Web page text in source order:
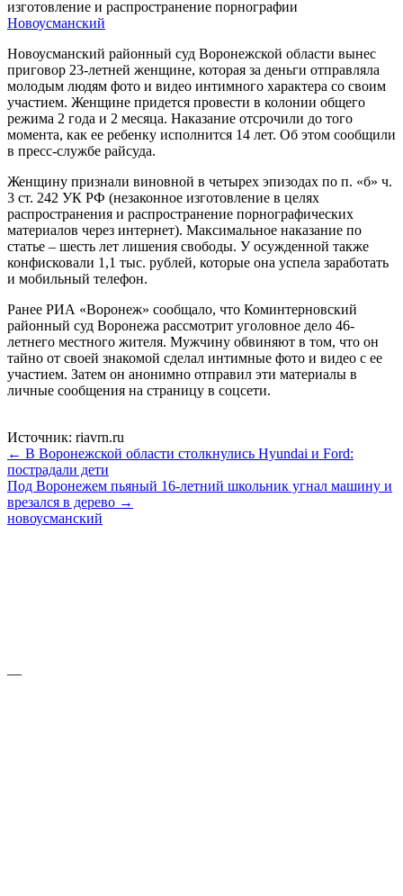
Новоусманский
Новоусманский районный суд Воронежской области вынес
приговор 23-летней женщине, которая за деньги отправляла
молодым людям фото и видео интимного характера со своим
участием. Женщине придется провести в колонии общего
режима 2 года и 2 месяца. Наказание отсрочили до того
момента, как ее ребенку исполнится 14 лет. Об этом сообщили
в пресс-службе райсуда.
Женщину признали виновной в четырех эпизодах по п. «б» ч.
3 ст. 242 УК РФ (незаконное изготовление в целях
распространения и распространение порнографических
материалов через интернет). Максимальное наказание по
статье – шесть лет лишения свободы. У осужденной также
конфисковали 1,1 тыс. рублей, которые она успела заработать
и мобильный телефон.
Ранее РИА «Воронеж» сообщало, что Коминтерновский
районный суд Воронежа рассмотрит уголовное дело 46-
летнего местного жителя. Мужчину обвиняют в том, что он
тайно от своей знакомой сделал интимные фото и видео с ее
участием. Затем он анонимно отправил эти материалы в
личные сообщения на страницу в соцсети.
Источник: riavrn.ru
← В Воронежской области столкнулись Hyundai и Ford:
пострадали дети
Под Воронежем пьяный 16-летний школьник угнал машину и
врезался в дерево →
новоусманский
—